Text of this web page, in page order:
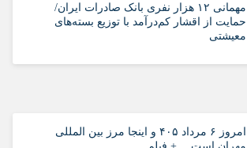
مهمانی ۱۲ هزار نفری بانک صادرات ایران/
حمایت از اقشار کم‌درآمد با توزیع بسته‌های
معیشتی
امروز ۶ مرداد ۴۰۵ و اینجا مرز بین المللی